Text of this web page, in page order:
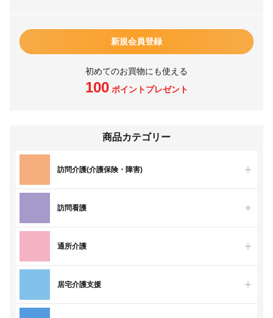
新規会員登録
初めてのお買物にも使える
100ポイントプレゼント
商品カテゴリー
訪問介護(介護保険・障害)
訪問看護
通所介護
居宅介護支援